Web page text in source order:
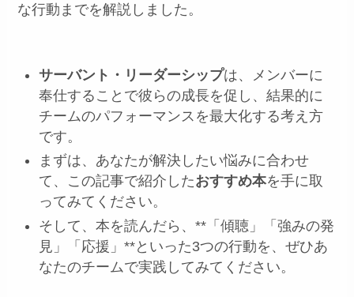
な行動までを解説しました。
サーバント・リーダーシップは、メンバーに
奉仕することで彼らの成長を促し、結果的に
チームのパフォーマンスを最大化する考え方
です。
まずは、あなたが解決したい悩みに合わせ
て、この記事で紹介したおすすめ本を手に取
ってみてください。
そして、本を読んだら、**「傾聴」「強みの発
見」「応援」**といった3つの行動を、ぜひあ
なたのチームで実践してみてください。